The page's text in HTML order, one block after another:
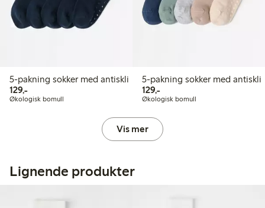
5-pakning sokker med antiskli
129,-129,00 kr
Økologisk bomull
5-pakning sokker med antiskli
129,-129,00 kr
Økologisk bomull
Vis mer
Lignende produkter